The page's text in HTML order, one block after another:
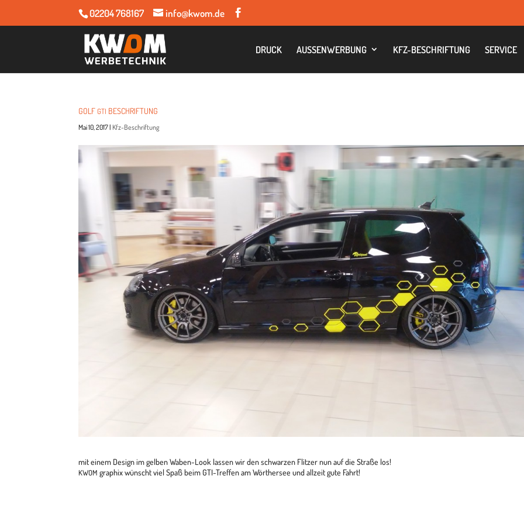
02204 768167 info@kwom.de
DRUCK AUS­SEN­WER­BUNG KFZ-BESCHRIF­TUNG SER­VICE
GOLFGTI BESCHRIFTUNG
Mai 10, 2017| Kfz-Beschriftung
mit einem Design im gel­ben Waben-Look las­sen wir den schwar­zen Flit­zer nun auf die Straße los!
KWOM gra­phix wünscht viel Spaß beim GTI-Tref­fen am Wör­ther­see und all­zeit gute Fahrt!